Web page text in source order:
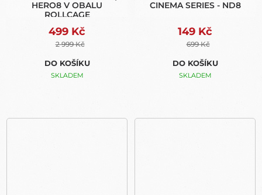
HERO8 V OBALU
ROLLCAGE
499 Kč
2 999 Kč
DO KOŠÍKU
SKLADEM
CINEMA SERIES - ND8
149 Kč
699 Kč
DO KOŠÍKU
SKLADEM